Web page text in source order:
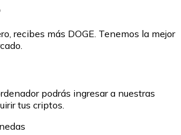
recibes más DOGE. Tenemos la mejor
podrás ingresar a nuestras
tus criptos.